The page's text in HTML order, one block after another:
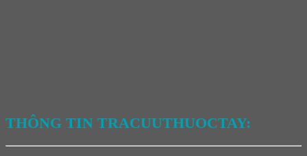
THÔNG TIN TRACUUTHUOCTAY: